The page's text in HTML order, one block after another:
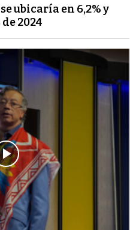
ubicaría en 6,2% y
2024